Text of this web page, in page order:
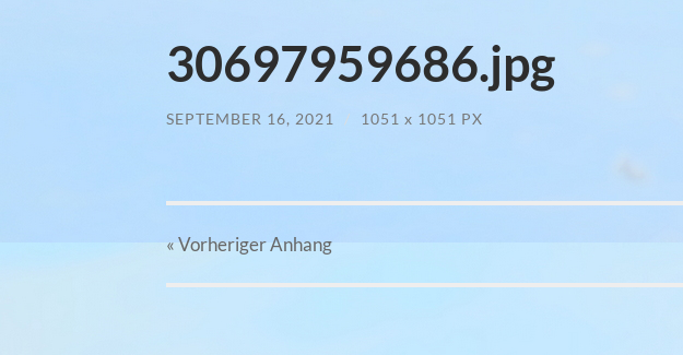
30697959686.jpg
SEPTEMBER 16, 2021 / 1051 x 1051 PX
« VorherigerAnhang